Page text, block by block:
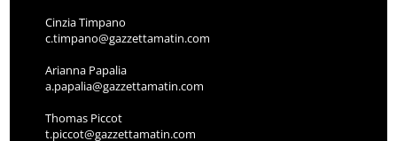
Cinzia Timpano
c.timpano@gazzettamatin.com
Arianna Papalia
a.papalia@gazzettamatin.com
Thomas Piccot
t.piccot@gazzettamatin.com